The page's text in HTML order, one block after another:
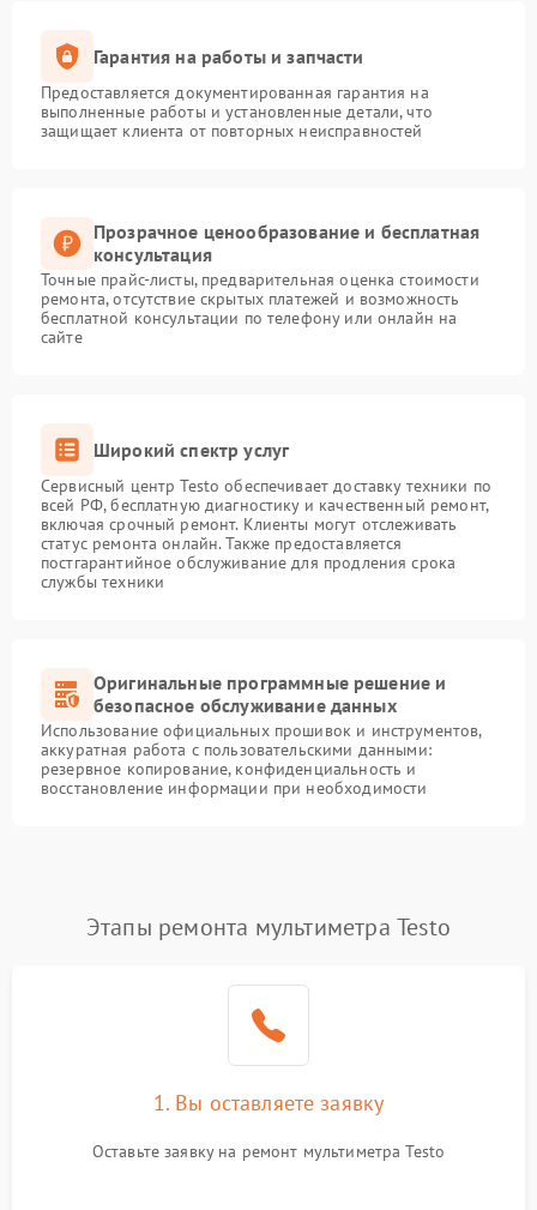
Гарантия на работы и запчасти
Предоставляется документированная гарантия на
выполненные работы и установленные детали, что
защищает клиента от повторных неисправностей
Прозрачное ценообразование и бесплатная
консультация
Точные прайс-листы, предварительная оценка стоимости
ремонта, отсутствие скрытых платежей и возможность
бесплатной консультации по телефону или онлайн на
сайте
Широкий спектр услуг
Сервисный центр Testo обеспечивает доставку техники по
всей РФ, бесплатную диагностику и качественный ремонт,
включая срочный ремонт. Клиенты могут отслеживать
статус ремонта онлайн. Также предоставляется
постгарантийное обслуживание для продления срока
службы техники
Оригинальные программные решение и
безопасное обслуживание данных
Использование официальных прошивок и инструментов,
аккуратная работа с пользовательскими данными:
резервное копирование, конфиденциальность и
восстановление информации при необходимости
Этапы ремонта мультиметра Testo
1. Вы оставляете заявку
Оставьте заявку на ремонт мультиметра Testo